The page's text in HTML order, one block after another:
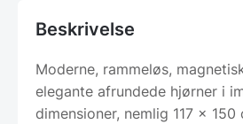
Beskrivelse
Moderne, rammeløs,
elegante afrundede hjørner i
dimensioner, nemlig 117 x 150